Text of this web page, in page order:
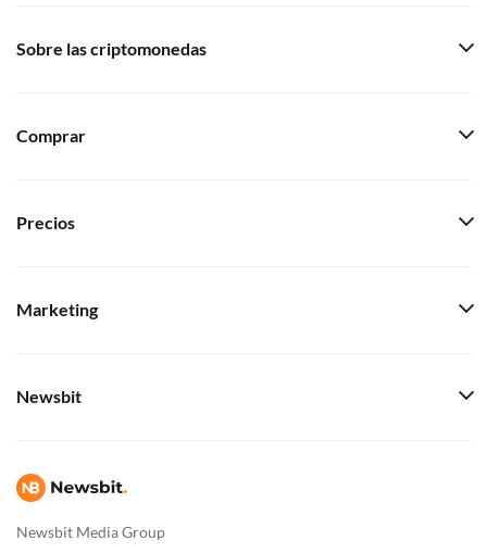
Newsbit Media Group
Sobre las criptomonedas
Comprar
Precios
Marketing
Newsbit